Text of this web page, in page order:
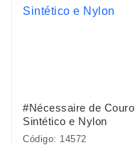
#Nécessaire de Couro
Sintético e Nylon
Código: 14572